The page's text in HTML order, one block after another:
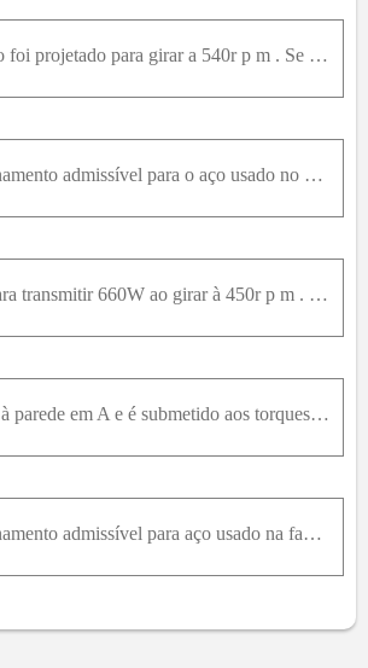
O eixo aumentado foi projetado para girar a 540r p m . Se o raio do filete de solda que interliga os eixos for r = 7,20m m e a tensão de cisalhamento admissível para o material for τ a d m = 55M P a ,
A tensão de cisalhamento admissível para o aço usado no eixo é τ a d m = 8M P a . Se os lementos forem interligados por um filete de solda de raio r = 4m m , determine o torque máximo T que pode ser a
O eixo é usado para transmitir 660W ao girar à 450r p m . Determine a tensão de cisalhamento máxima no eixo. Os segmentos são interligados por um filete de solda de raio 1,875m m
O eixo está preso à parede em A e é submetido aos torques mostrados na figura. Determine a tensão de cisalhamento máxima no eixo. Um filete de solda de raio 4,5m m é usado para interligar os eixos em
A tensão de cisalhamento admissível para aço usado na fabricação do eixo é τ = 8M P a . Se os elementos forem interligados por um filete de solda de raio r = 2,25m m , determine o torque máximo T que